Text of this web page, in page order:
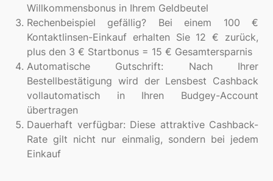
Willkommensbonus in Ihrem Geldbeutel
Rechenbeispiel gefällig? Bei einem 100 €
Kontaktlinsen-Einkauf erhalten Sie 12 € zurück,
plus den 3 € Startbonus = 15 € Gesamtersparnis
Automatische Gutschrift: Nach Ihrer
Bestellbestätigung wird der Lensbest Cashback
vollautomatisch in Ihren Budgey-Account
übertragen
Dauerhaft verfügbar: Diese attraktive Cashback-
Rate gilt nicht nur einmalig, sondern bei jedem
Einkauf